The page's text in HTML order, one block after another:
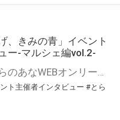
、きみの青」イベント
ー-マルシェ編vol.2-
こんにちは、とらのあなWEBオンリー運営スタッフです。 新たにお届けする、イベント主催者インタビュー-マルシェ編-は、 とらのあなWEBオンリー「マルシェ」をご利用の主催様に 「マルシェ」を使ってイベントを開催した感想や心がけをお聞きする企画です。 今回は、WEBオンリー初開催「駄菓子と唐揚げ、きみの青」より、 主催のぎこ六屋様にお話を伺いました。 協力：ぎこ六屋様／イベント公式Twitter（@krkgwks） とらのあなWEBオンリー「マルシェ」とは？ WEBオンリーでリアルタイムでコミュニケーションがとれるオンライン会場です。
ト主催者インタビュー #とら